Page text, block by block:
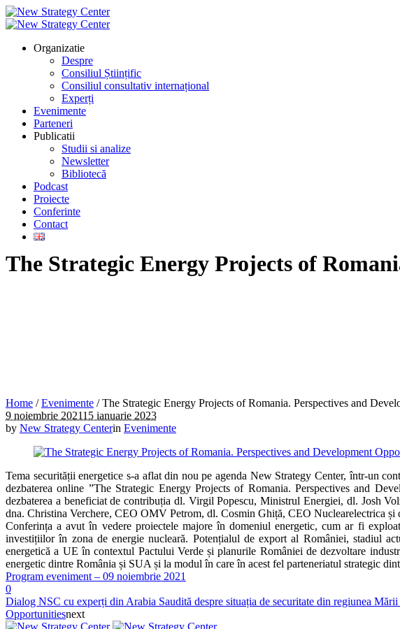
Organizatie
Despre
Consiliul Științific
Consiliul consultativ internațional
Experți
Evenimente
Parteneri
Publicatii
Studii si analize
Newsletter
Bibliotecă
Podcast
Proiecte
Conferinte
Contact
The Strategic Energy Projects of
Home /Evenimente /The Strategic Energy Projects of Romania. Perspectives and
9 noiembrie 202115 ianuarie 2023
by New Strategy Centerin Evenimente
Tema securității energetice s-a aflat din nou pe agenda New Strategy Center, într-un
dezbaterea online ”The Strategic Energy Projects of Romania. Perspectives and
dezbaterea a beneficiat de contribuția dl. Virgil Popescu, Ministrul Energiei, dl. Josh
dna. Christina Verchere, CEO OMV Petrom, dl. Cosmin Ghiță, CEO Nuclearelectrica
Conferința a avut în vedere proiectele majore în domeniul energetic, cum ar fi
investițiilor în zona de energie nucleară. Potențialul de export al României, stadiul
energetică a UE în contextul Pactului Verde și planurile României de dezvoltare
energetic dintre România și SUA și la modul în care în acest fel parteneriatul strategic
Program eveniment – 09 noiembrie 2021
0
Dialog NSC cu experți din Arabia Saudită despre situația de securitate din regiunea
Opportunitiesnext